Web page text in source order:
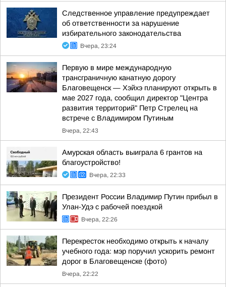
Следственное управление предупреждает
об ответственности за нарушение
избирательного законодательства
Вчера, 23:24
Первую в мире международную
трансграничную канатную дорогу
Благовещенск — Хэйхэ планируют открыть в
мае 2027 года, сообщил директор "Центра
развития территорий" Петр Стрелец на
встрече с Владимиром Путиным
Вчера, 22:43
Амурская область выиграла 6 грантов на
благоустройство!
Вчера, 22:33
Президент России Владимир Путин прибыл в
Улан-Удэ с рабочей поездкой
Вчера, 22:26
Перекресток необходимо открыть к началу
учебного года: мэр поручил ускорить ремонт
дорог в Благовещенске (фото)
Вчера, 22:22